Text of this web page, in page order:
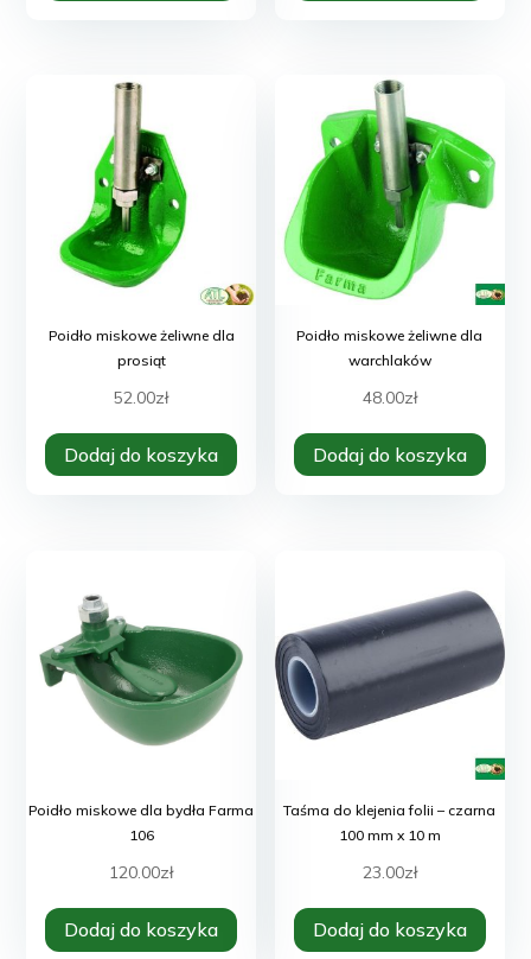
Poidło miskowe żeliwne dla
prosiąt
52.00zł
Dodaj do koszyka
Poidło miskowe żeliwne dla
warchlaków
48.00zł
Dodaj do koszyka
Poidło miskowe dla bydła Farma
106
120.00zł
Dodaj do koszyka
Taśma do klejenia folii – czarna
100 mm x 10 m
23.00zł
Dodaj do koszyka